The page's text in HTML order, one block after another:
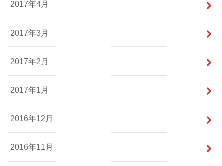
2017年4月
2017年3月
2017年2月
2017年1月
2016年12月
2016年11月